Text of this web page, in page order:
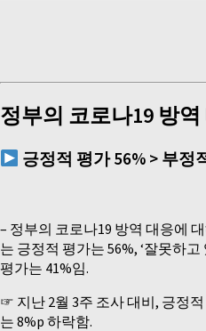
정부의 코로나19 방
긍정적 평가56% > 부정
– 정부의 코로나19 방역 대응에
는 긍정적 평가는 56%, ‘잘못하
평가는 41%임.
☞ 지난 2월 3주 조사 대비, 긍정
는 8%p 하락함.